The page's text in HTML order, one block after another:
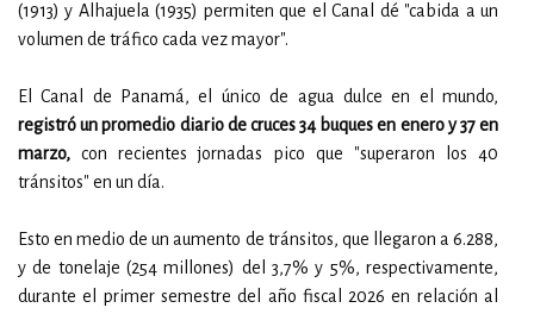
(1913) y Alhajuela (1935) permiten que el Canal dé "cabida a un
volumen de tráfico cada vez mayor".
El Canal de Panamá, el único de agua dulce en el mundo,
registró un promedio diario de cruces 34 buques en enero y 37 en
marzo, con recientes jornadas pico que "superaron los 40
tránsitos" en un día.
Esto en medio de un aumento de tránsitos, que llegaron a 6.288,
y de tonelaje (254 millones) del 3,7% y 5%, respectivamente,
durante el primer semestre del año fiscal 2026 en relación al